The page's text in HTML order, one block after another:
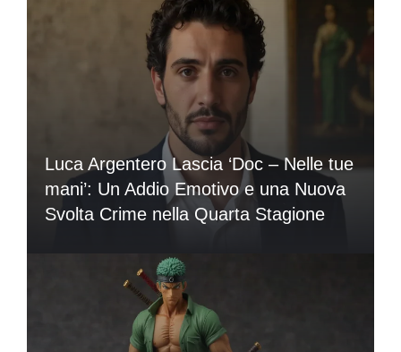
Luca Argentero Lascia ‘Doc – Nelle tue
mani’: Un Addio Emotivo e una Nuova
Svolta Crime nella Quarta Stagione